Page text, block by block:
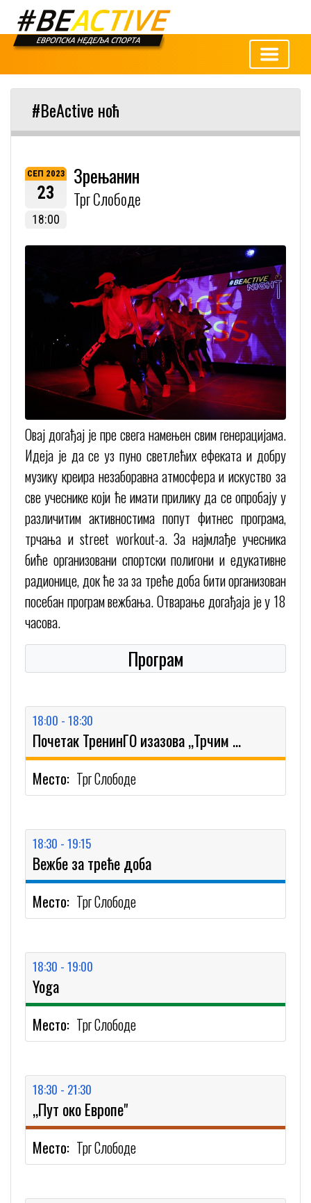
#BeActive ноћ
СЕП 2023
23
18:00
Зрењанин
Трг Слободе
Овај догађај је пре свега намењен свим генерацијама.
Идеја је да се уз пуно светлећих ефеката и добру
музику креира незаборавна атмосфера и искуство за
све учеснике који ће имати прилику да се опробају у
различитим активностима попут фитнес програма,
трчања и street workout-a. За најмлађе учесника
биће организовани спортски полигони и едукативне
радионице, док ће за за треће доба бити организован
посебан програм вежбања. Отварање догађаја је у 18
часова.
Програм
18:00 - 18:30
Почетак ТренинГО изазова ,,Трчим за школу"
Место: Трг Слободе
18:30 - 19:15
Вежбе за треће доба
Место: Трг Слободе
18:30 - 19:00
Yoga
Место: Трг Слободе
18:30 - 21:30
,,Пут око Европе"
Место: Трг Слободе